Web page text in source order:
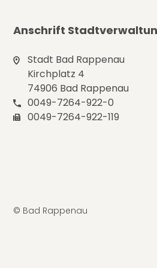
Anschrift
Stadt Bad Rappenau
Kirchplatz 4
74906 Bad Rappenau
0049-7264-922-0
0049-7264-922-119
© Bad Rappenau